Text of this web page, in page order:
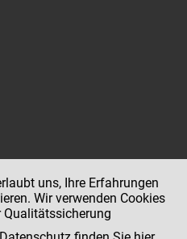
uns, Ihre Erfahrungen
Wir verwenden Cookies